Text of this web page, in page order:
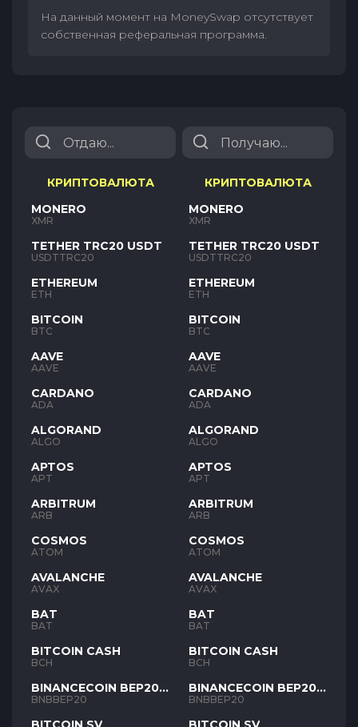
На данный момент на MoneySwap отсутствует
собственная реферальная программа.
КРИПТОВАЛЮТА
MONERO
XMR
TETHER TRC20 USDT
USDTTRC20
ETHEREUM
ETH
BITCOIN
BTC
AAVE
AAVE
CARDANO
ADA
ALGORAND
ALGO
APTOS
APT
ARBITRUM
ARB
COSMOS
ATOM
AVALANCHE
AVAX
BAT
BAT
BITCOIN CASH
BCH
BINANCECOIN BEP20
BNB
BNBBEP20
КРИПТОВАЛЮТА
MONERO
XMR
TETHER TRC20 USDT
USDTTRC20
ETHEREUM
ETH
BITCOIN
BTC
AAVE
AAVE
CARDANO
ADA
ALGORAND
ALGO
APTOS
APT
ARBITRUM
ARB
COSMOS
ATOM
AVALANCHE
AVAX
BAT
BAT
BITCOIN CASH
BCH
BINANCECOIN BEP20
BNB
BNBBEP20